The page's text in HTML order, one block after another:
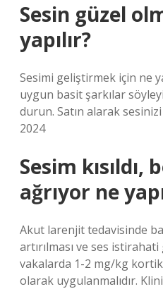
Sesin güzel
yapılır?
Sesimi geliştirmek için ne
uygun basit şarkılar
durun. Satın alarak
2024
Sesim kısıldı,
ağrıyor ne
Akut larenjit tedavisinde
artırılması ve ses
vakalarda 1-2 mg/kg
olarak uygulanmalıdır.